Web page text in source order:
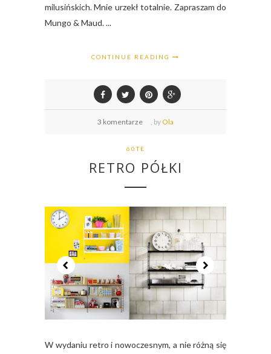
milusińskich. Mnie urzekł totalnie. Zapraszam do
Mungo & Maud. ...
CONTINUE READING
3 komentarze , by Ola
60TE
RETRO PÓŁKI
W wydaniu retro i nowoczesnym, a nie różną się